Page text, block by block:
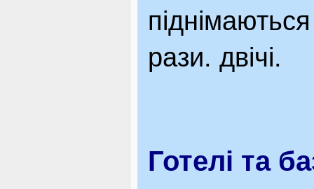
рази. двічі.
Готелі та